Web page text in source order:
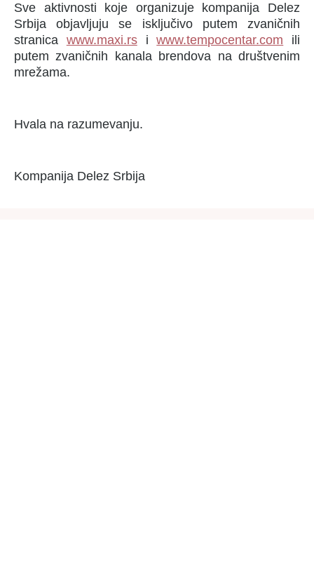
Sve aktivnosti koje organizuje kompanija Delez
Srbija objavljuju se isključivo putem zvaničnih
stranica www.maxi.rsiwww.tempocentar.com ili
putem zvaničnih kanala brendova na društvenim
mrežama.
Hvala na razumevanju.
Kompanija Delez Srbija